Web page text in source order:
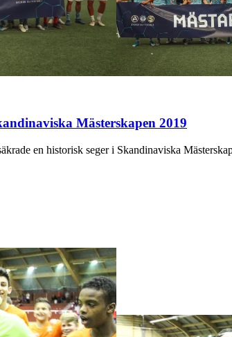
Mästerskapen 2019
en historisk seger i Skandinaviska